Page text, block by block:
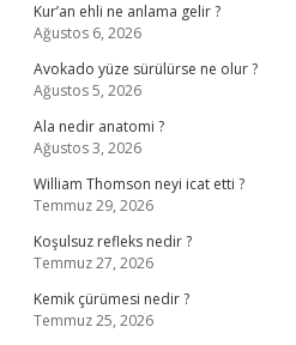
Kur’an ehli ne anlama gelir ?
Ağustos 6, 2026
Avokado yüze sürülürse ne olur ?
Ağustos 5, 2026
Ala nedir anatomi ?
Ağustos 3, 2026
William Thomson neyi icat etti ?
Temmuz 29, 2026
Koşulsuz refleks nedir ?
Temmuz 27, 2026
Kemik çürümesi nedir ?
Temmuz 25, 2026